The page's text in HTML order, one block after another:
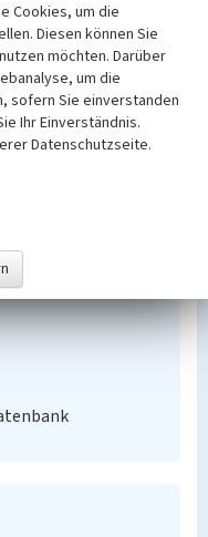
Cookies, um die
Diesen können Sie
möchten. Darüber
um die
sofern Sie einverstanden
Ihr Einverständnis.
Datenschutzseite.